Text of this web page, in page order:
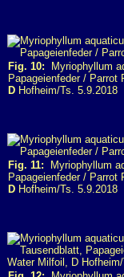
Fig. 10: Myriophyllum
Papageienfeder / Parrot
D Hofheim/Ts. 5.9.2018
Fig. 11: Myriophyllum
Papageienfeder / Parrot
D Hofheim/Ts. 5.9.2018